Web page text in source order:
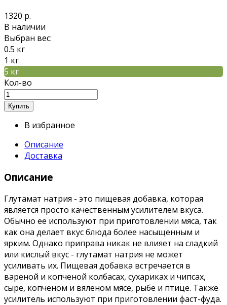
1320 р.
В наличии
Выбран вес:
0.5 кг
1 кг
5 кг
Кол-во
В избранное
Описание
Доставка
Описание
Глутамат натрия - это пищевая добавка, которая
является просто качественным усилителем вкуса.
Обычно ее используют при приготовлении мяса, так
как она делает вкус блюда более насыщенным и
ярким. Однако приправа никак не влияет на сладкий
или кислый вкус - глутамат натрия не может
усиливать их. Пищевая добавка встречается в
вареной и копченой колбасах, сухариках и чипсах,
сыре, копченом и вяленом мясе, рыбе и птице. Также
усилитель используют при приготовлении фаст-фуда.